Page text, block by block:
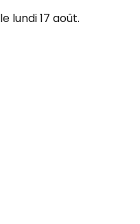
lundi 17 août.